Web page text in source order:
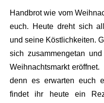
Handbrot wie vom
euch. Heute dreht sich
und seine Köstlichkeiten.
sich zusammengetan
Weihnachtsmarkt
denn es erwarten euch
findet ihr heute ein